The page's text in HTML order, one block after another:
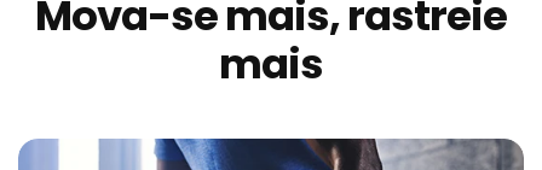
Mova-se mais, rastreie
mais